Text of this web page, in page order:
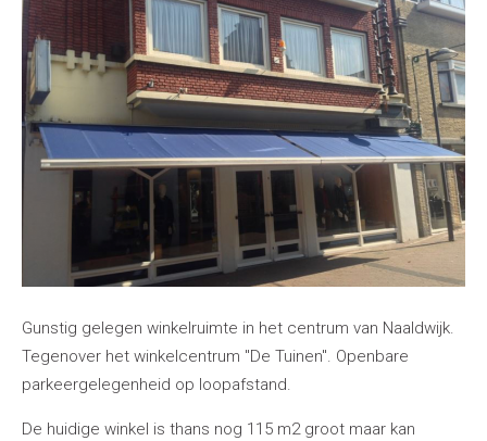
Gunstig gelegen winkelruimte in het centrum van Naaldwijk.
Tegenover het winkelcentrum "De Tuinen". Openbare
parkeergelegenheid op loopafstand.
De huidige winkel is thans nog 115 m2 groot maar kan